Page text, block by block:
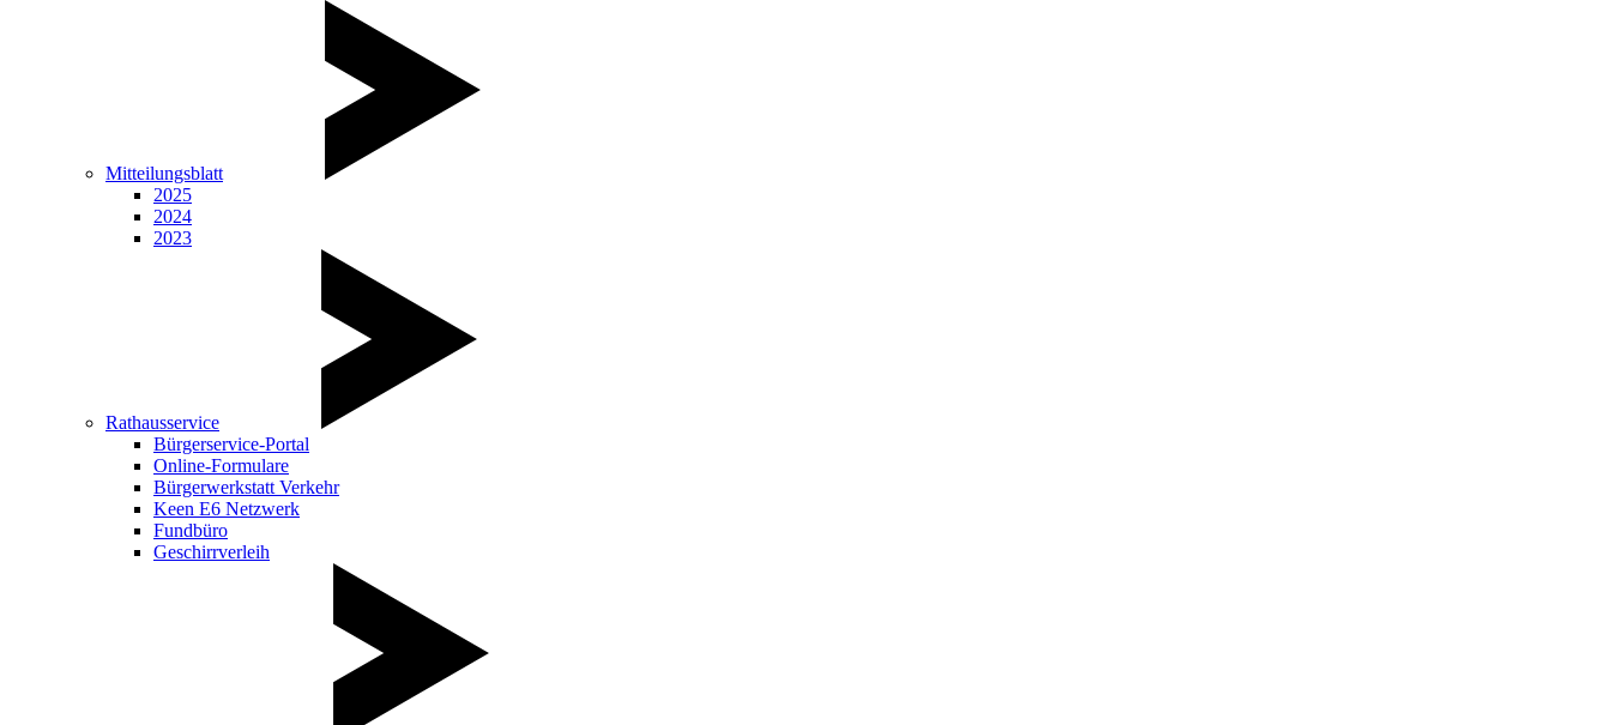
Mitteilungsblatt
2025
2024
2023
Rathausservice
Bürgerservice-Portal
Online-Formulare
Bürgerwerkstatt Verkehr
Keen E6 Netzwerk
Fundbüro
Geschirrverleih